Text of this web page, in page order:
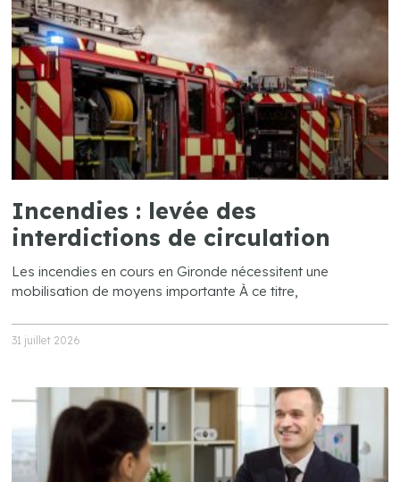
Incendies : levée des
interdictions de circulation
Les incendies en cours en Gironde nécessitent une
mobilisation de moyens importante À ce titre,
31 juillet 2026